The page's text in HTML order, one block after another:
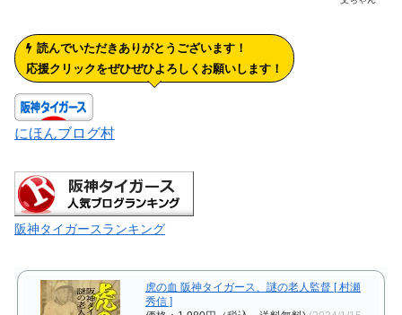
読んでいただきありがとうございます！
応援クリックをぜひぜひよろしくお願いします！
にほんブログ村
阪神タイガースランキング
虎の血 阪神タイガース、謎の老人監督 [ 村瀬
秀信 ]